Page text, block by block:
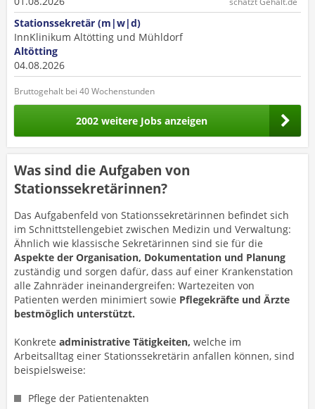
Stationssekretär (m|w|d)
InnKlinikum Altötting und Mühldorf
Altötting
04.08.2026
Bruttogehalt bei 40 Wochenstunden
2002 weitere Jobs anzeigen
Was sind die Aufgaben von
Stationssekretärinnen?
Das Aufgabenfeld von Stationssekretärinnen befindet sich
im Schnittstellengebiet zwischen Medizin und Verwaltung:
Ähnlich wie klassische Sekretärinnen sind sie für die
Aspekte der Organisation, Dokumentation und Planung
zuständig und sorgen dafür, dass auf einer Krankenstation
alle Zahnräder ineinandergreifen: Wartezeiten von
Patienten werden minimiert sowie Pflegekräfte und Ärzte
bestmöglich unterstützt.
Konkrete administrative Tätigkeiten, welche im
Arbeitsalltag einer Stationssekretärin anfallen können, sind
beispielsweise:
Pflege der Patientenakten